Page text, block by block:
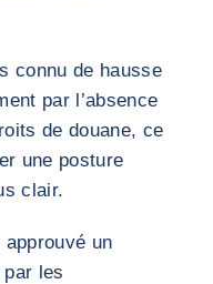
connu de hausse
par l’absence
de douane, ce
une posture
clair.
un
les